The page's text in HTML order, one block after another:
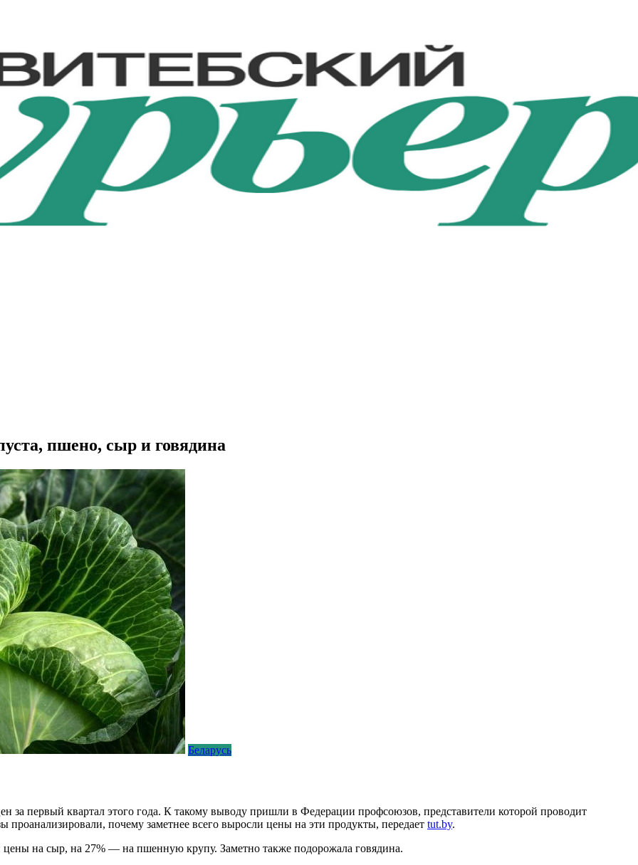
пшено, сыр и говядина
Беларусь
за первый квартал этого года. К такому выводу пришли в Федерации профсоюзов, представители которой проводит
почему заметнее всего выросли цены на эти продукты, передает tut.by.
на сыр, на 27% — на пшенную крупу. Заметно также подорожала говядина.